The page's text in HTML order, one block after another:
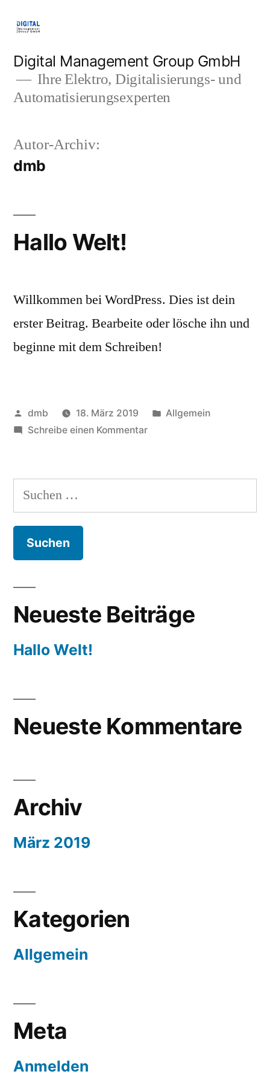
Inhalt
springen
Digital Management Group GmbH
Ihre Elektro, Digitalisierungs- und
Automatisierungsexperten
Autor-Archiv:
dmb
Hallo Welt!
Willkommen bei WordPress. Dies ist dein
erster Beitrag. Bearbeite oder lösche ihn und
beginne mit dem Schreiben!
Veröffentlicht
von
dmb 18. März 2019
Veröffentlicht
Allgemein
Schreibe einen Kommentarzu
Suchen
nach:
Neueste Beiträge
Hallo Welt!
Neueste Kommentare
Archiv
März 2019
Kategorien
Allgemein
Meta
Anmelden